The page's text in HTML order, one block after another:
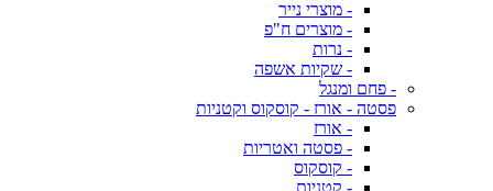
- מוצרי נייר
- מוצרים ח"פ
- נרות
- שקיות אשפה
- פחם ומנגל
פסטה - אורז - קוסקוס וקטניות
- אורז
- פסטה ואטריות
- קוסקוס
- קטניות